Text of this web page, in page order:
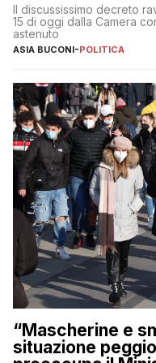
Il discussissimo decreto
15 di oggi dalla Camera
astenuto
ASIA BUCONI-POLITICA
“Mascherine e
situazione